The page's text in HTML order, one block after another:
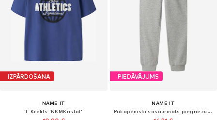
IZPĀRDOŠANA
NAME IT
T-Krekls 'NKMKristof'
PIEDĀVĀJUMS
NAME IT
Pakapēniski sašaurināts piegriezums Bikses 'NKMVian'